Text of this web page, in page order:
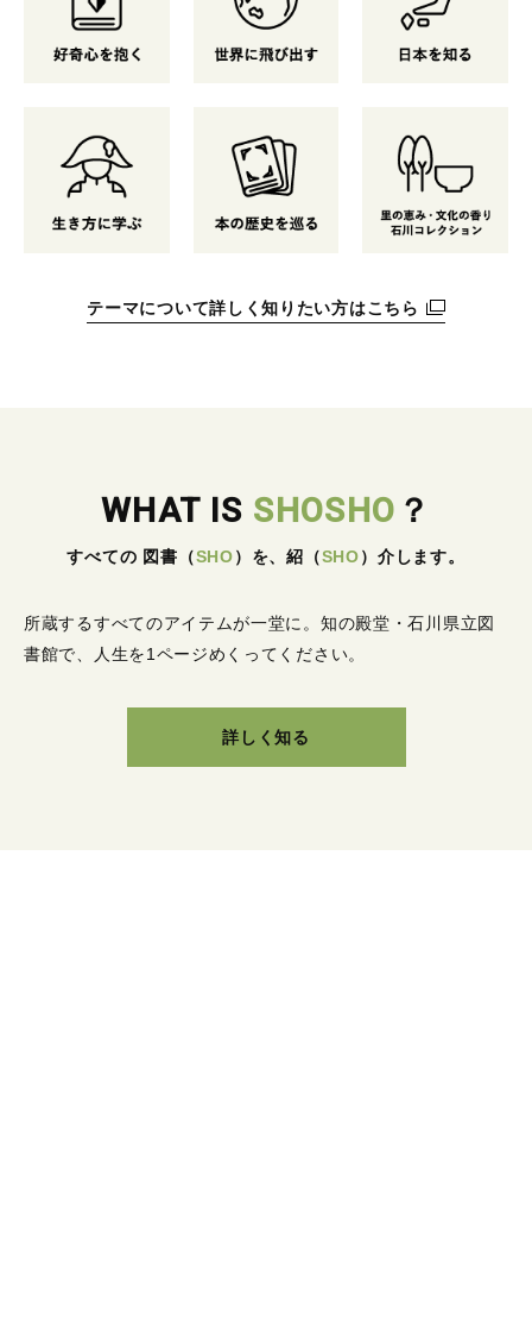
テーマについて詳しく知りたい方はこちら
WHAT IS SHOSHO ？
すべての 図書 （SHO） を、紹 （SHO） 介します。
所蔵するすべてのアイテムが一堂に。 知の殿堂・石川県立図
書館で、人生を1ページめくってください。
詳しく知る